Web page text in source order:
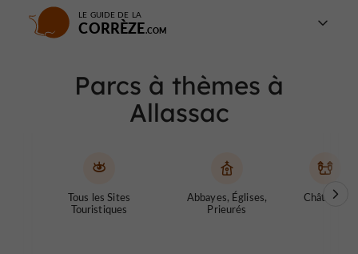
LE GUIDE DE LA
CORRÈZE
Parcs à thèmes à
Allassac
Tous les Sites
Touristiques
Abbayes, Églises,
Prieurés
Châteaux